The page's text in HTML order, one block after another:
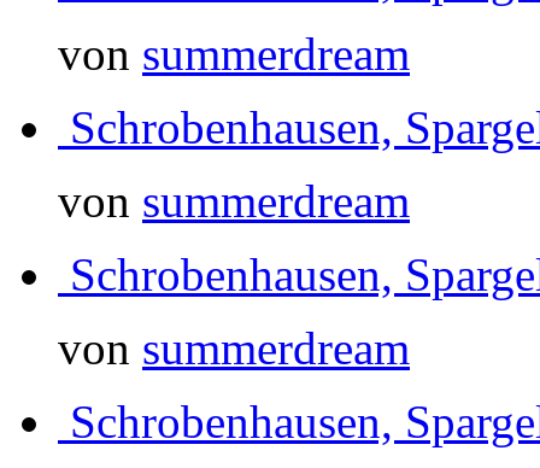
von summerdream
Schrobenhausen,
von summerdream
Schrobenhausen,
von summerdream
Schrobenhausen,